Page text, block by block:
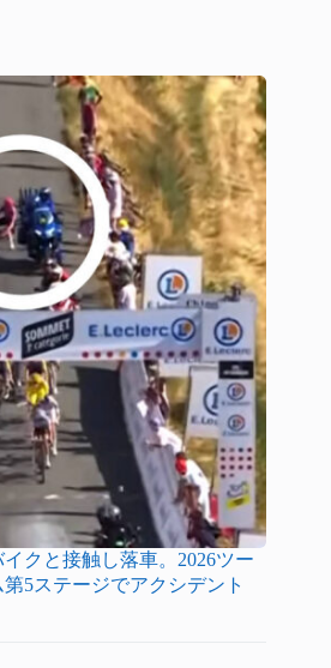
クと接触し落車。2026ツー
5ステージでアクシデント